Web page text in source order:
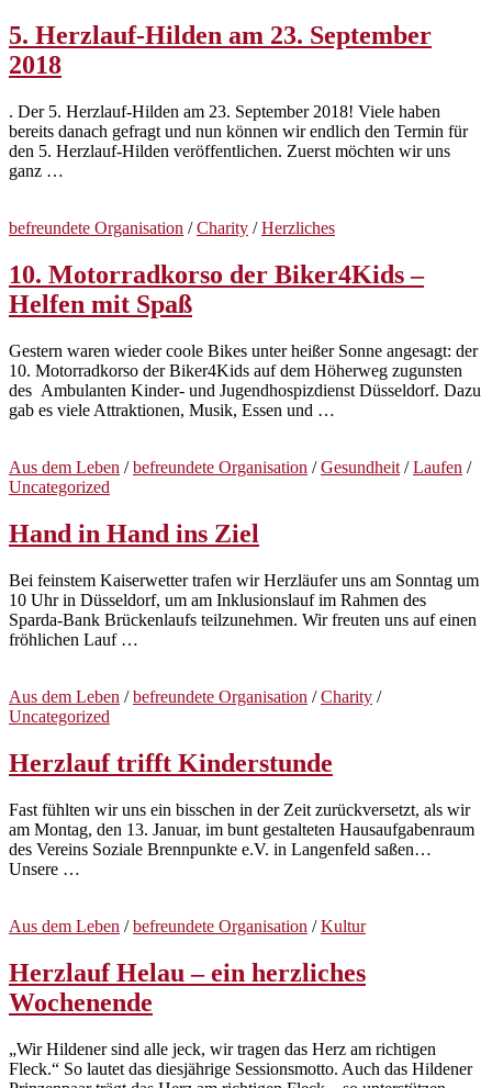
5. Herzlauf-Hilden am 23. September
2018
. Der 5. Herzlauf-Hilden am 23. September 2018! Viele haben
bereits danach gefragt und nun können wir endlich den Termin für
den 5. Herzlauf-Hilden veröffentlichen. Zuerst möchten wir uns
ganz …
befreundete Organisation /Charity /Herzliches
10. Motorradkorso der Biker4Kids –
Helfen mit Spaß
Gestern waren wieder coole Bikes unter heißer Sonne angesagt: der
10. Motorradkorso der Biker4Kids auf dem Höherweg zugunsten
des Ambulanten Kinder- und Jugendhospizdienst Düsseldorf. Dazu
gab es viele Attraktionen, Musik, Essen und …
Aus dem Leben /befreundete Organisation /Gesundheit /Laufen /
Uncategorized
Hand in Hand ins Ziel
Bei feinstem Kaiserwetter trafen wir Herzläufer uns am Sonntag um
10 Uhr in Düsseldorf, um am Inklusionslauf im Rahmen des
Sparda-Bank Brückenlaufs teilzunehmen. Wir freuten uns auf einen
fröhlichen Lauf …
Aus dem Leben /befreundete Organisation /Charity /
Uncategorized
Herzlauf trifft Kinderstunde
Fast fühlten wir uns ein bisschen in der Zeit zurückversetzt, als wir
am Montag, den 13. Januar, im bunt gestalteten Hausaufgabenraum
des Vereins Soziale Brennpunkte e.V. in Langenfeld saßen…
Unsere …
Aus dem Leben /befreundete Organisation /Kultur
Herzlauf Helau – ein herzliches
Wochenende
„Wir Hildener sind alle jeck, wir tragen das Herz am richtigen
Fleck.“ So lautet das diesjährige Sessionsmotto. Auch das Hildener